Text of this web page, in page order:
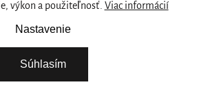
výkon a použiteľnosť. Viac informácií
Nastavenie
Súhlasím